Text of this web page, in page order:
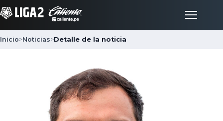
Inicio>Noticias>Detalle de la noticia